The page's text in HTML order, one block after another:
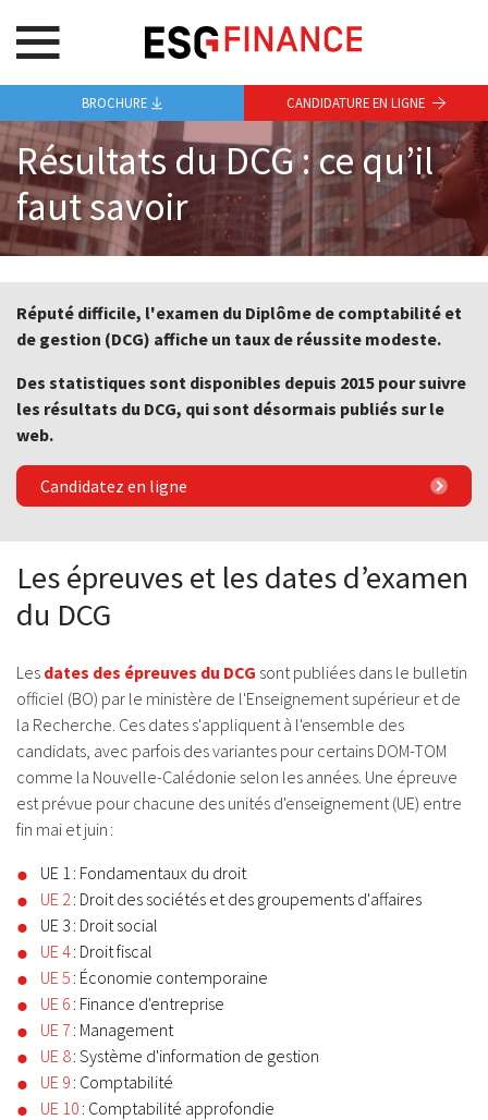
Résultats du DCG : ce qu’il
faut savoir
Réputé difficile, l'examen du Diplôme de comptabilité et
de gestion (DCG) affiche un taux de réussite modeste.
Des statistiques sont disponibles depuis 2015 pour suivre
les résultats du DCG, qui sont désormais publiés sur le
web.
Candidatez en ligne
Les épreuves et les dates d’examen
du DCG
Les dates des épreuves du DCG sont publiées dans le bulletin
officiel (BO) par le ministère de l'Enseignement supérieur et de
la Recherche. Ces dates s'appliquent à l'ensemble des
candidats, avec parfois des variantes pour certains DOM-TOM
comme la Nouvelle-Calédonie selon les années. Une épreuve
est prévue pour chacune des unités d'enseignement (UE) entre
fin mai et juin :
UE 1 : Fondamentaux du droit
UE 2: Droit des sociétés et des groupements d'affaires
UE 3 : Droit social
UE 4: Droit fiscal
UE 5 : Économie contemporaine
UE 6 : Finance d'entreprise
UE 7 : Management
UE 8: Système d'information de gestion
UE 9 : Comptabilité
UE 10 : Comptabilité approfondie
BROCHURE CANDIDATURE EN LIGNE